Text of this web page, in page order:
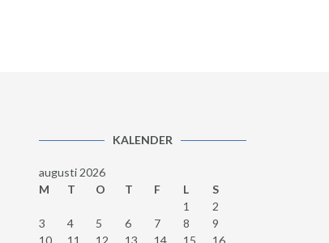
KALENDER
augusti 2026
M
T O T F L
S
1
2
3
4 5 6 7 8
9
10
11 12 13 14 15 16